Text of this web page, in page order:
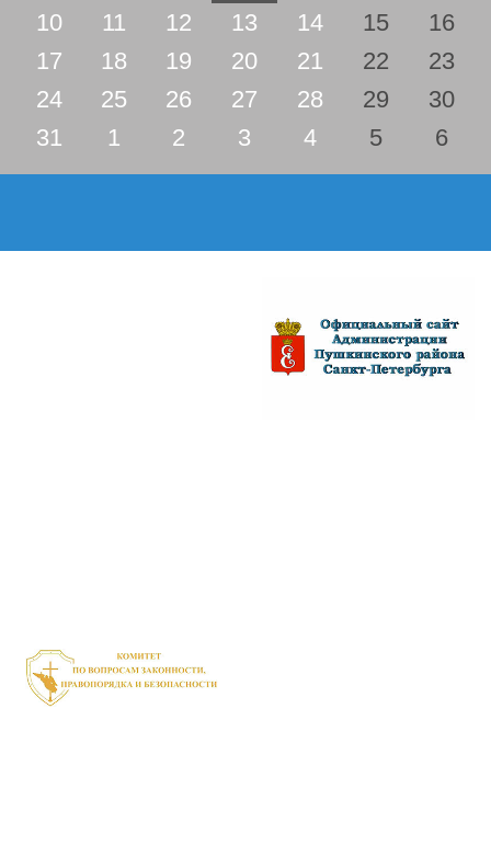
10
11 12 13 14 15
16
17
18 19 20 21 22
23
24
25 26 27 28 29
30
31
1 2 3 4 5 6